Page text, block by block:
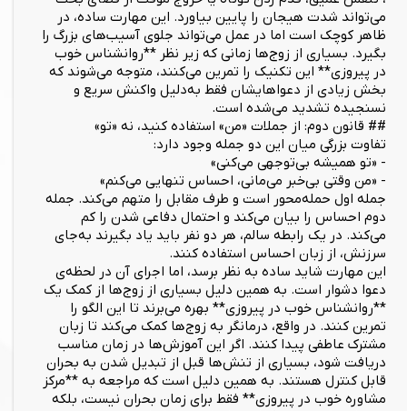
می‌تواند شدت هیجان را پایین بیاورد. این مهارت ساده، در
ظاهر کوچک است اما در عمل می‌تواند جلوی آسیب‌های بزرگ را
بگیرد. بسیاری از زوج‌ها زمانی که زیر نظر **روانشناس خوب
در پیروزی** این تکنیک را تمرین می‌کنند، متوجه می‌شوند که
بخش زیادی از دعواهایشان فقط به‌دلیل واکنش سریع و
نسنجیده تشدید می‌شده است.
## قانون دوم: از جملات «من» استفاده کنید، نه «تو»
تفاوت بزرگی میان این دو جمله وجود دارد:
- «تو همیشه بی‌توجهی می‌کنی»
- «من وقتی بی‌خبر می‌مانی، احساس تنهایی می‌کنم»
جمله اول حمله‌محور است و طرف مقابل را متهم می‌کند. جمله
دوم احساس را بیان می‌کند و احتمال دفاعی شدن را کم
می‌کند. در یک رابطه سالم، هر دو نفر باید یاد بگیرند به‌جای
سرزنش، از زبان احساس استفاده کنند.
این مهارت شاید ساده به نظر برسد، اما اجرای آن در لحظه‌ی
دعوا دشوار است. به همین دلیل بسیاری از زوج‌ها از کمک یک
**روانشناس خوب در پیروزی** بهره می‌برند تا این الگو را
تمرین کنند. در واقع، درمانگر به زوج‌ها کمک می‌کند تا زبان
مشترک عاطفی پیدا کنند. اگر این آموزش‌ها در زمان مناسب
دریافت شود، بسیاری از تنش‌ها قبل از تبدیل شدن به بحران
قابل کنترل هستند. به همین دلیل است که مراجعه به **مرکز
مشاوره خوب در پیروزی** فقط برای زمان بحران نیست، بلکه